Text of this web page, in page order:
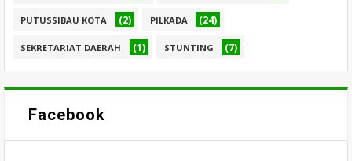
PUTUSSIBAU KOTA (2) PILKADA (24)
SEKRETARIAT DAERAH (1) STUNTING (7)
Facebook